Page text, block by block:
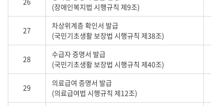
(장애인복지법 시행규칙 제9조)
27
차상위계층 확인서 발급
(국민기초생활 보장법 시행규칙 제38조)
28
수급자 증명서 발급
(국민기초생활 보장법 시행규칙 제40조)
29
의료급여 증명서 발급
(의료급여법 시행규칙 제12조)